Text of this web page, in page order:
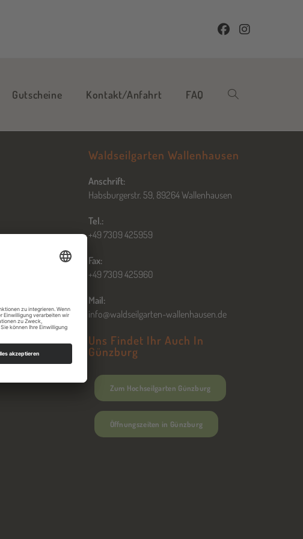
Gutscheine Kontakt/Anfahrt FAQ
Waldseilgarten Wallenhausen
Anschrift:
Habsburgerstr. 59, 89264 Wallenhausen
Tel.:
+49 7309 425959
Fax:
+49 7309 425960
Mail:
info@waldseilgarten-wallenhausen.de
Uns Findet Ihr Auch In
Günzburg
Zum Hochseilgarten Günzburg
Öffnungszeiten in Günzburg